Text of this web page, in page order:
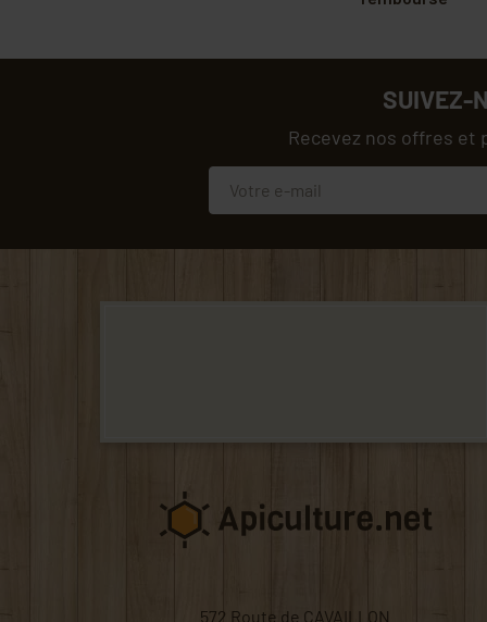
SUIVEZ-
Recevez nos offres et
572 Route de CAVAILLON